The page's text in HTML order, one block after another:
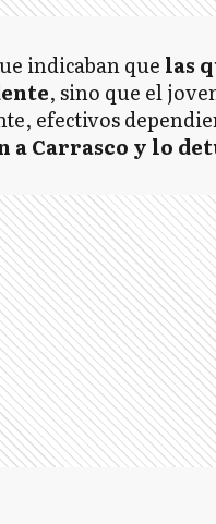
indicaban que las
, sino que el
efectivos
a Carrasco y lo